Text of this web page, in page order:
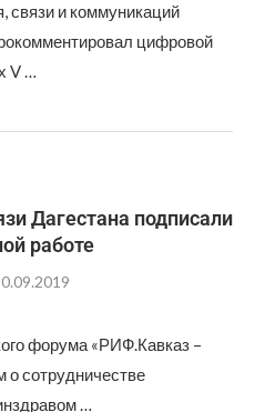
связи и коммуникаций
цифровой
V …
Дагестана подписали
работе
форума «РИФ.Кавказ –
сотрудничестве
…